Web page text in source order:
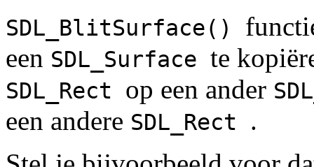
SDL_BlitSurface()
een SDL_Surface te
SDL_Rect op een ander
een andere SDL_Rect .